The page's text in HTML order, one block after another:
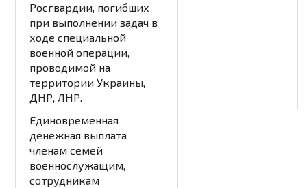
Росгвардии, погибших
при выполнении задач в
ходе специальной
военной операции,
проводимой на
территории Украины,
ДНР, ЛНР.
Единовременная
денежная выплата
членам семей
военнослужащим,
сотрудникам